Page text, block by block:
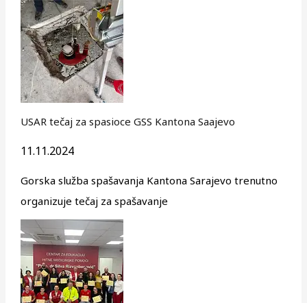
USAR tečaj za spasioce GSS Kantona Saajevo
11.11.2024
Gorska služba spašavanja Kantona Sarajevo trenutno
organizuje tečaj za spašavanje